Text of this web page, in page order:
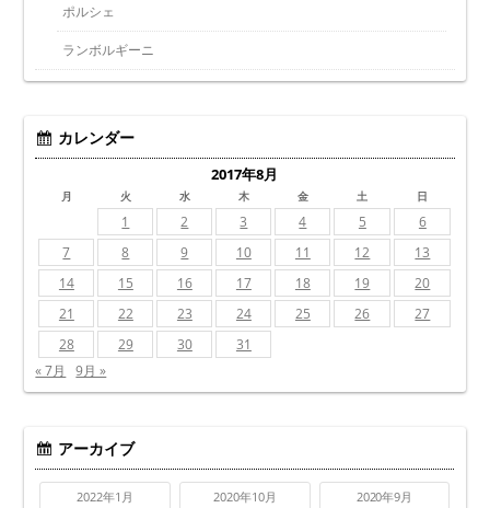
ポルシェ
ランボルギーニ
カレンダー
2017年8月
月 火 水 木 金 土 日
1 2 3 4 5
6
7
8 9 10 11 12
13
14
15 16 17 18 19
20
21
22 23 24 25 26
27
28
29 30
31
« 7月
9月 »
アーカイブ
2022年1月 2020年10月 2020年9月